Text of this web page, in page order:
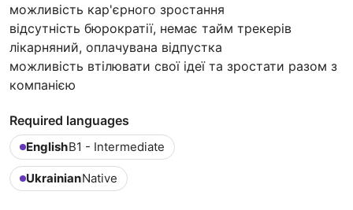
можливість кар'єрного зростання
відсутність бюрократії, немає тайм трекерів
лікарняний, оплачувана відпустка
можливість втілювати свої ідеї та зростати разом з
компанією
Required languages
EnglishB1 - Intermediate
UkrainianNative